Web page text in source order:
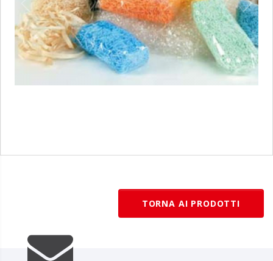
TORNA AI PRODOTTI